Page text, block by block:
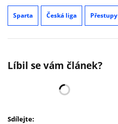
Sparta Česká liga Přestupy
Líbil se vám článek?
Sdílejte: